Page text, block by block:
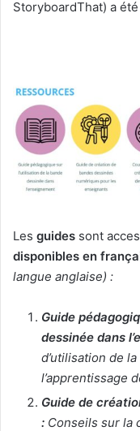
StoryboardThat) a
Les guides sont
disponibles en
langue anglaise) :
Guide
dessinée dans
d’utilisation de
l’apprentissage
Guide de
: Conseils sur la